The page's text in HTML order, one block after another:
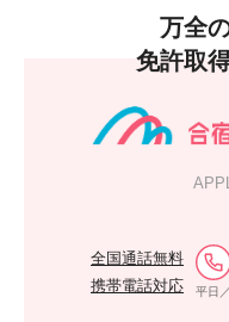
万全
免許取
全国通話無料
携帯電話対応
平日